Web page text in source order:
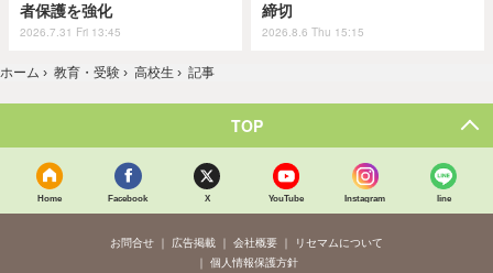
者保護を強化
2026.7.31 Fri 13:45
締切
2026.8.6 Thu 15:15
ホーム › 教育・受験 › 高校生 › 記事
TOP
Home Facebook X YouTube Instagram line
お問合せ 広告掲載 会社概要
リセマムについて
個人情報保護方針